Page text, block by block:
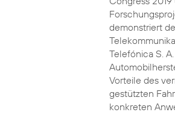
demonstriert
Telefónica S.
Vorteile des
gestützten
konkreten